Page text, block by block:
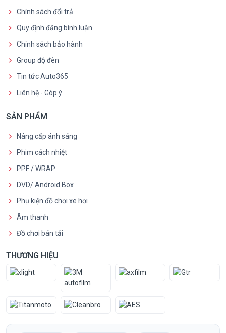
Chính sách đổi trả
Quy định đăng bình luận
Chính sách bảo hành
Group độ đèn
Tin tức Auto365
Liên hệ - Góp ý
SẢN PHẨM
Nâng cấp ánh sáng
Phim cách nhiệt
PPF / WRAP
DVD/ Android Box
Phụ kiện đồ chơi xe hơi
Âm thanh
Đồ chơi bán tải
THƯƠNG HIỆU